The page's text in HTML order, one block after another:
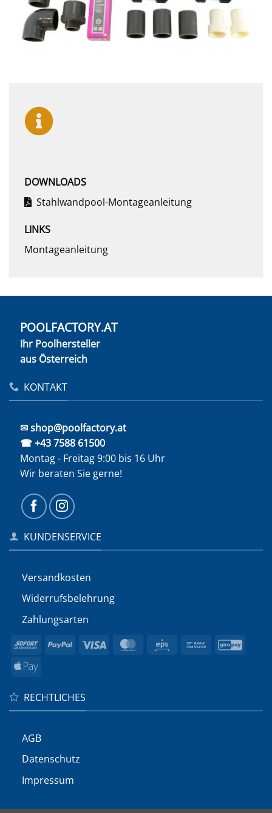
DOWNLOADS
Stahlwandpool-Montageanleitung
LINKS
Montageanleitung
POOLFACTORY.AT
Ihr Poolhersteller
aus Österreich
KONTAKT
✉ shop@poolfactory.at
☎ +43 7588 61500
Montag - Freitag 9:00 bis 16 Uhr
Wir beraten Sie gerne!
KUNDENSERVICE
Versandkosten
Widerrufs­belehrung
Zahlungsarten
Sofort PayPal Visa MasterCard
Eps
Bank
Apple
RECHTLICHES
AGB
Datenschutz
Impressum